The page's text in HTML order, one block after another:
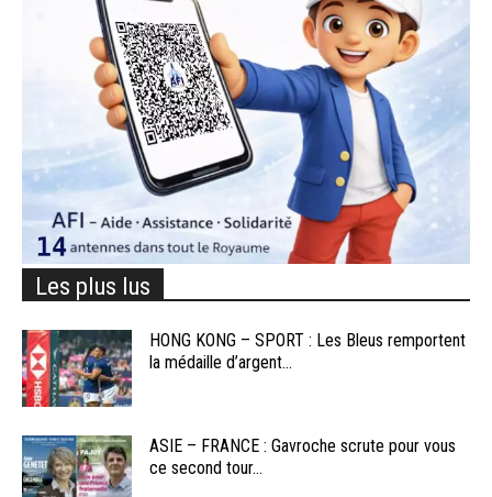
Les plus lus
HONG KONG – SPORT : Les Bleus remportent
la médaille d’argent...
ASIE – FRANCE : Gavroche scrute pour vous
ce second tour...